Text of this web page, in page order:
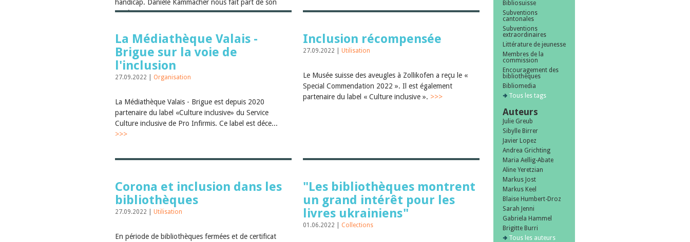
handicap. Danièle Kammacher nous fait part de son
expér...>>>
La Médiathèque Valais -
Brigue sur la voie de
l'inclusion
27.09.2022 | Organisation
La Médiathèque Valais - Brigue est depuis 2020
partenaire du label «Culture inclusive» du Service
Culture inclusive de Pro Infirmis. Ce label est déce...
>>>
Inclusion récompensée
27.09.2022 | Utilisation
Le Musée suisse des aveugles à Zollikofen a reçu le «
Special Commendation 2022 ». Il est également
partenaire du label « Culture inclusive ». >>>
Corona et inclusion dans les
bibliothèques
27.09.2022 | Utilisation
En période de bibliothèques fermées et de certificat
"Les bibliothèques montrent
un grand intérêt pour les
livres ukrainiens"
01.06.2022 | Collections
Bibliosuisse
Subventions
cantonales
Subventions
extraordinaires
Littérature de jeunesse
Membres de la
commission
Encouragement des
bibliothèques
Bibliomedia
Tous les tags
Auteurs
Julie Greub
Sibylle Birrer
Javier Lopez
Andrea Grichting
Maria Aellig-Abate
Aline Yeretzian
Markus Jost
Markus Keel
Blaise Humbert-Droz
Sarah Jenni
Gabriela Hammel
Brigitte Burri
Tous les auteurs